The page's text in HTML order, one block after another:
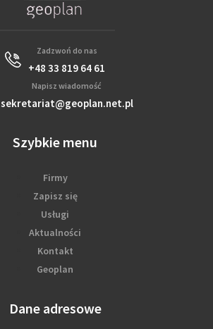
Zadzwoń do nas
+48 33 819 64 61
Napisz wiadomość
sekretariat@geoplan.net.pl
Szybkie menu
Firmy
Zapisz się
Usługi
Aktualności
Kontakt
Geoplan
Dane adresowe